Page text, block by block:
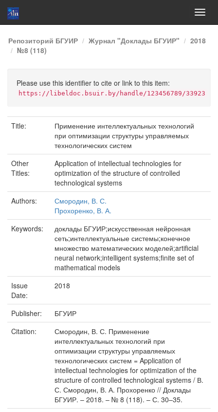
Skip
navigation
Репозиторий БГУИР Журнал "Доклады БГУИР"
2018
№8 (118)
Please use this identifier to cite or link to this item:
https://libeldoc.bsuir.by/handle/123456789/33923
Title:
Применение интеллектуальных технологий
при оптимизации структуры управляемых
технологических систем
Other
Titles:
Application of intellectual technologies for
optimization of the structure of controlled
technological systems
Authors:
Смородин, В. С.
Прохоренко, В. А.
Keywords:
доклады БГУИР;искусственная нейронная
сеть;интеллектуальные системы;конечное
множество математических моделей;artificial
neural network;intelligent systems;finite set of
mathematical models
Issue
Date:
2018
Publisher:
БГУИР
Citation:
Смородин, В. С. Применение
интеллектуальных технологий при
оптимизации структуры управляемых
технологических систем = Application of
intellectual technologies for optimization of the
structure of controlled technological systems / В.
С. Смородин, В. А. Прохоренко // Доклады
БГУИР. – 2018. – № 8 (118). – С. 30–35.